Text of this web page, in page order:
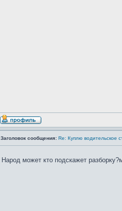
Заголовок сообщения: Re: Куплю водительское
Народ может кто подскажет